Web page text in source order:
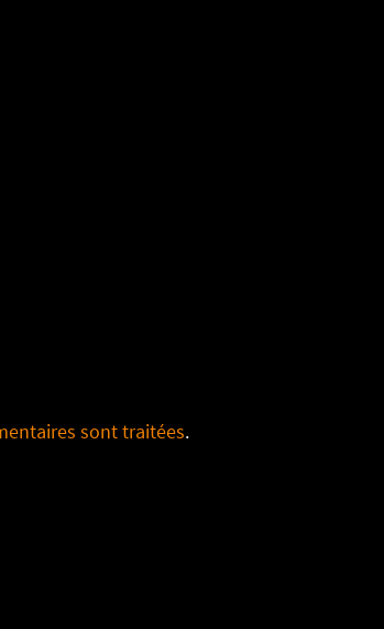
sont traitées.